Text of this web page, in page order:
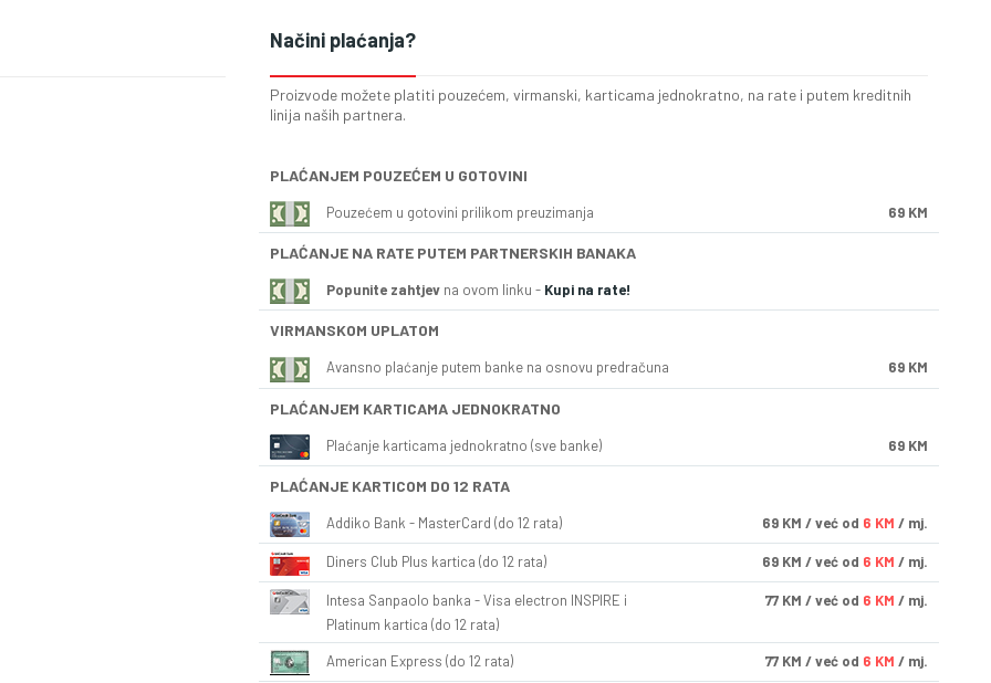
Načini plaćanja?
Proizvode možete platiti pouzećem, virmanski, karticama jednokratno, na rate i putem kreditnih
linija naših partnera.
PLAĆANJEM POUZEĆEM U GOTOVINI
Pouzećem u gotovini prilikom preuzimanja 69 KM
PLAĆANJE NA RATE PUTEM PARTNERSKIH BANAKA
Popunite zahtjev na ovom linku - Kupi na rate!
VIRMANSKOM UPLATOM
Avansno plaćanje putem banke na osnovu predračuna 69 KM
PLAĆANJEM KARTICAMA JEDNOKRATNO
Plaćanje karticama jednokratno (sve banke) 69 KM
PLAĆANJE KARTICOM DO 12 RATA
Addiko Bank - MasterCard (do 12 rata) 69 KM / već od 6 KM / mj.
Diners Club Plus kartica (do 12 rata) 69 KM / već od 6 KM / mj.
Intesa Sanpaolo banka - Visa electron INSPIRE i
Platinum kartica (do 12 rata)
77 KM / već od 6 KM / mj.
American Express (do 12 rata) 77 KM / već od 6 KM / mj.